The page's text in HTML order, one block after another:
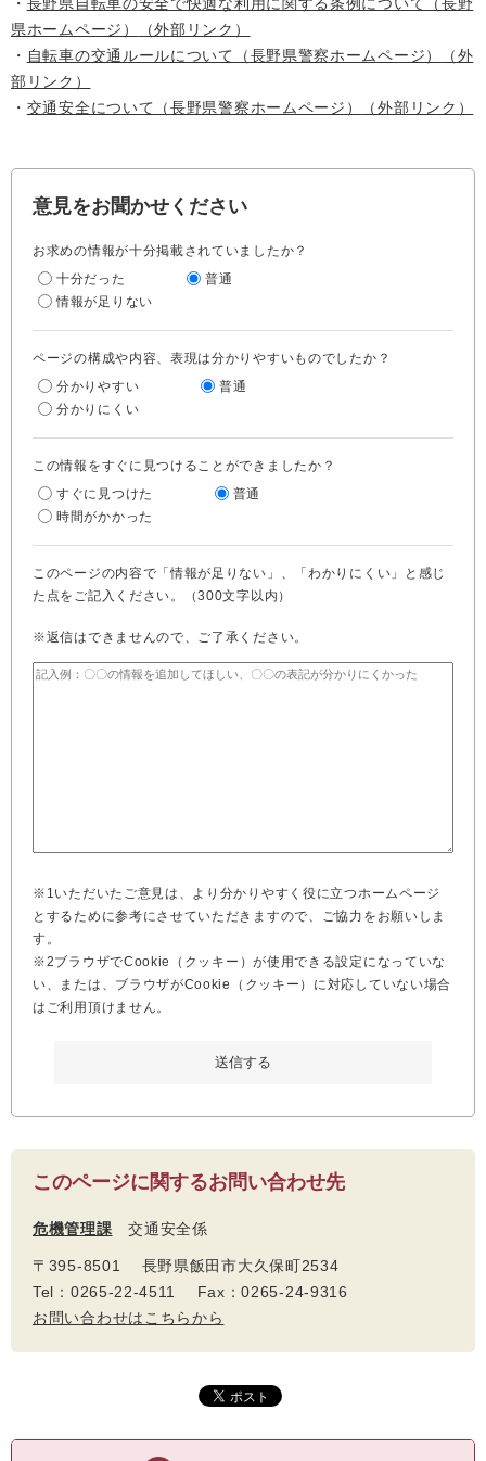
県ホームページ）
（外部リンク）
・ 自転車の交通ルールについて（長野県警察ホームページ）
（外
部リンク）
・ 交通安全について（長野県警察ホームページ） （外部リンク）
意見をお聞かせください
お求めの情報が十分掲載されていましたか？
十分だった
普通
情報が足りない
ページの構成や内容、表現は分かりやすいものでしたか？
分かりやすい
普通
分かりにくい
この情報をすぐに見つけることができましたか？
すぐに見つけた
普通
時間がかかった
このページの内容で「情報が足りない」、「わかりにくい」と感じ
た点をご記入ください。（300文字以内）
※返信はできませんので、ご了承ください。
※1いただいたご意見は、より分かりやすく役に立つホームページ
とするために参考にさせていただきますので、ご協力をお願いしま
す。
※2ブラウザでCookie（クッキー）が使用できる設定になっていな
い、または、ブラウザがCookie（クッキー）に対応していない場合
はご利用頂けません。
このページに関するお問い合わせ先
危機管理課 交通安全係
〒395-8501 長野県飯田市大久保町2534
Tel：0265-22-4511 Fax：0265-24-9316
お問い合わせはこちらから